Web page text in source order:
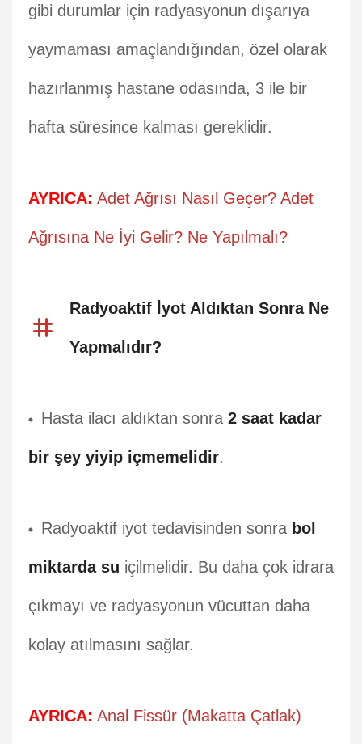
gibi durumlar için radyasyonun dışarıya
yaymaması amaçlandığından, özel olarak
hazırlanmış hastane odasında, 3 ile bir
hafta süresince kalması gereklidir.
AYRICA: Adet Ağrısı Nasıl Geçer? Adet
Ağrısına Ne İyi Gelir? Ne Yapılmalı?
Radyoaktif İyot Aldıktan Sonra Ne
Yapmalıdır?
Hasta ilacı aldıktan sonra 2 saat kadar
bir şey yiyip içmemelidir.
Radyoaktif iyot tedavisinden sonra bol
miktarda su içilmelidir. Bu daha çok idrara
çıkmayı ve radyasyonun vücuttan daha
kolay atılmasını sağlar.
AYRICA: Anal Fissür (Makatta Çatlak)